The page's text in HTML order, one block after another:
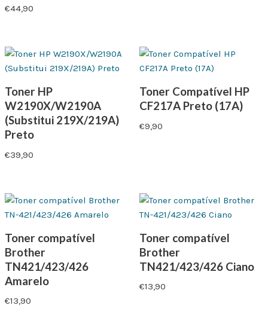
€44,90
Toner HP
W2190X/W2190A
(Substitui 219X/219A)
Preto
€39,90
Toner Compatível HP
CF217A Preto (17A)
€9,90
Toner compatível
Brother
TN421/423/426
Amarelo
€13,90
Toner compatível
Brother
TN421/423/426 Ciano
€13,90